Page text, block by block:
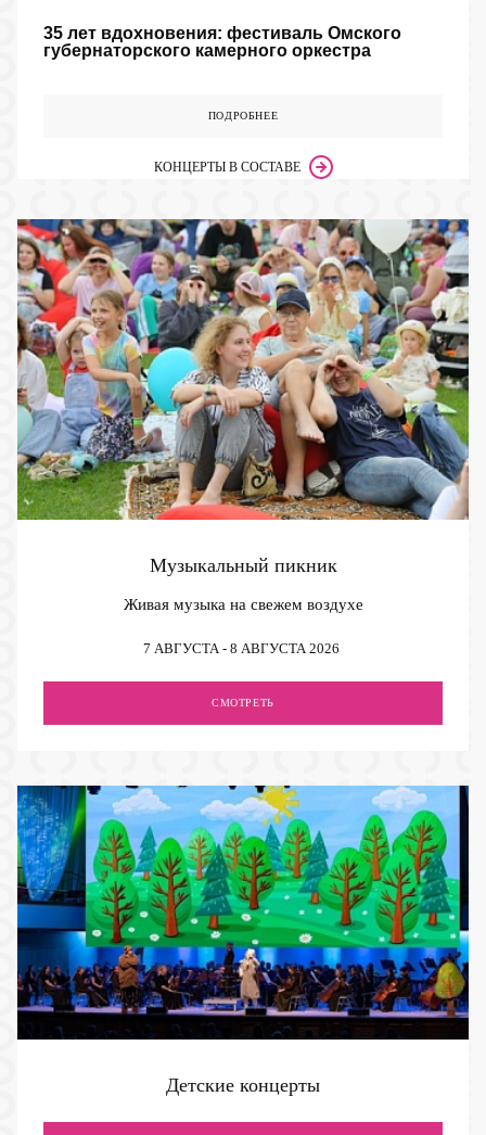
35 лет вдохновения: фестиваль Омского
губернаторского камерного оркестра
КОНЦЕРТЫ В СОСТАВЕ
ПОДРОБНЕЕ
Музыкальный пикник
Живая музыка на свежем воздухе
7 АВГУСТА - 8 АВГУСТА 2026
СМОТРЕТЬ
Детские концерты